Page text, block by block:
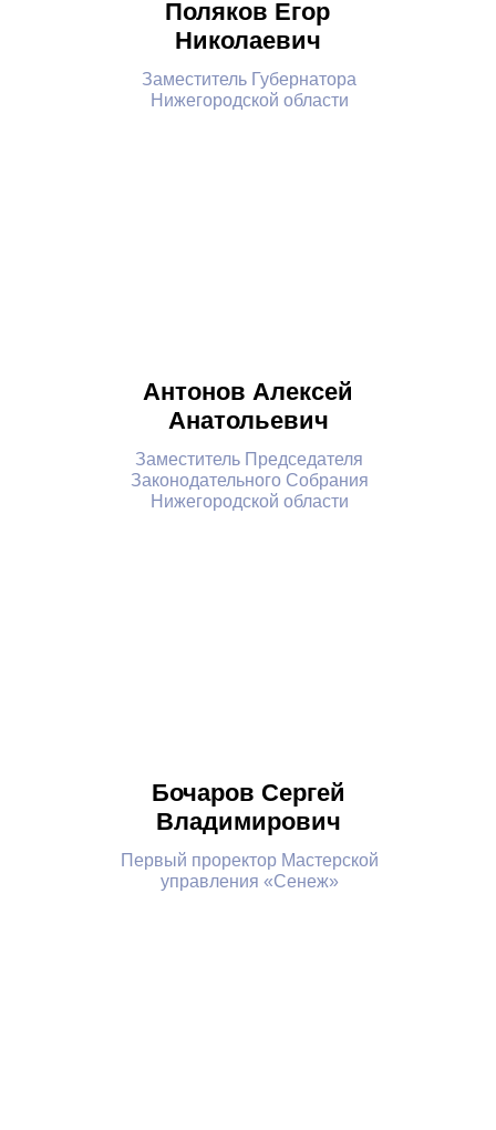
Поляков Егор
Николаевич
Заместитель Губернатора
Нижегородской области
Антонов Алексей
Анатольевич
Заместитель Председателя
Законодательного Собрания
Нижегородской области
Бочаров Сергей
Владимирович
Первый проректор Мастерской
управления «Сенеж»